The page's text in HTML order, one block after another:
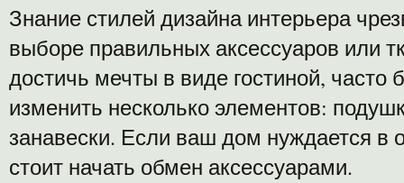
Знание стилей дизайна интерьера
выборе правильных аксессуаров или
достичь мечты в виде гостиной, часто
изменить несколько элементов:
занавески. Если ваш дом нуждается в
стоит начать обмен аксессуарами.